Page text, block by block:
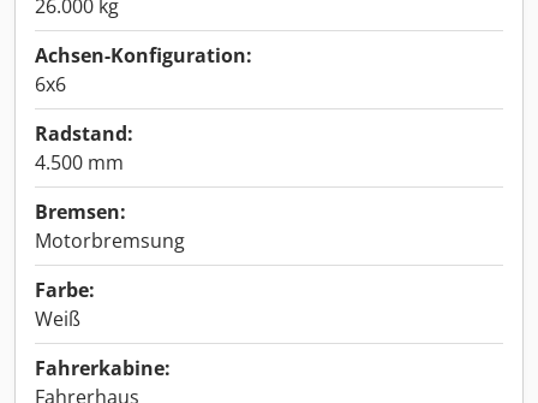
26.000 kg
Achsen-Konfiguration:
6x6
Radstand:
4.500 mm
Bremsen:
Motorbremsung
Farbe:
Weiß
Fahrerkabine:
Fahrerhaus